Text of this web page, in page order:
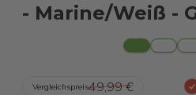
- Marine/Weiß -
Vergleichspreis49,99 €